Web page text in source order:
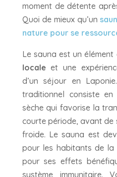
moment de détente
Quoi de mieux qu’un
nature pour se
Le sauna est un élément
locale et une
d’un séjour en
traditionnel consiste
sèche qui favorise la
courte période, avant de
froide. Le sauna est
pour les habitants de
pour ses effets
système immunitaire.